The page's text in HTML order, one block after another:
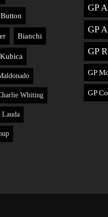
Button
Bianchi
Kubica
Whiting
Lauda
GP
GP
GP
GP
GP